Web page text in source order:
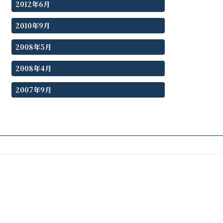
2012年6月
2010年9月
2008年5月
2008年4月
2007年9月